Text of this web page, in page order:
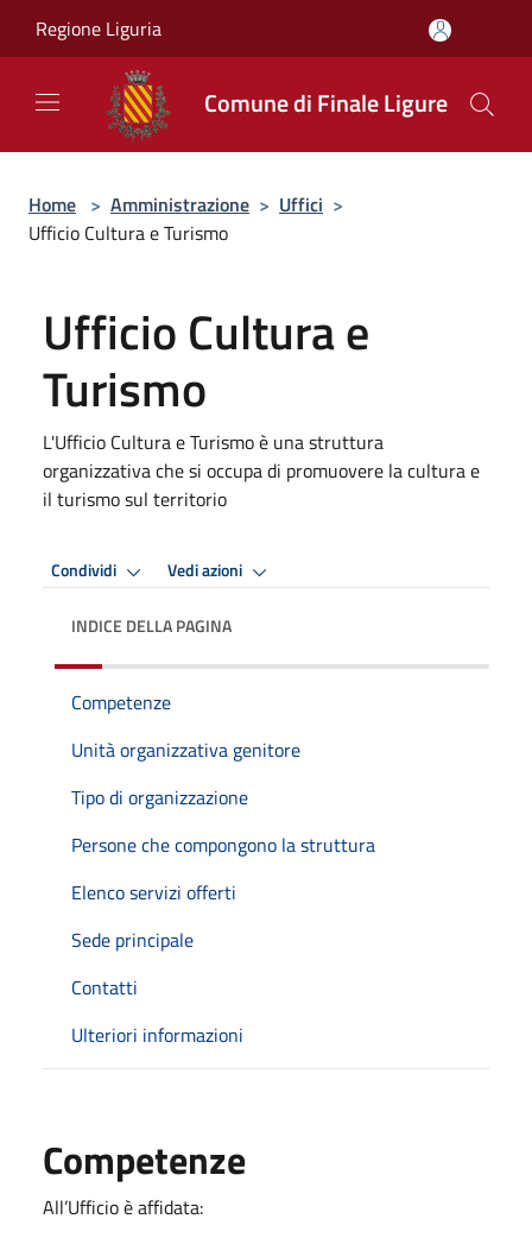
Regione Liguria
Comune di Finale Ligure
Home > Amministrazione > Uffici >
Ufficio Cultura e Turismo
Ufficio Cultura e
Turismo
L'Ufficio Cultura e Turismo è una struttura
organizzativa che si occupa di promuovere la cultura e
il turismo sul territorio
Condividi Vedi azioni
INDICE DELLA PAGINA
Competenze
Unità organizzativa genitore
Tipo di organizzazione
Persone che compongono la struttura
Elenco servizi offerti
Sede principale
Contatti
Ulteriori informazioni
Competenze
All’Ufficio è affidata: